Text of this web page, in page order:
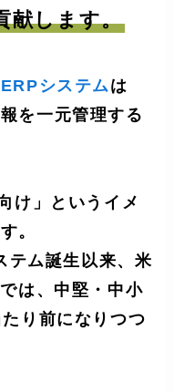
献します。
ERPシステム は
を一元管理する
け」というイメ
。
テム誕生以来、米
は、 中堅・中小
り前になりつつ